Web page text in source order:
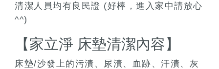
清潔人員均有良民證 (好棒，進入家中請放心
^^)
【家立淨 床墊清潔內容】
床墊/沙發上的污漬、尿漬、血跡、汗漬、灰